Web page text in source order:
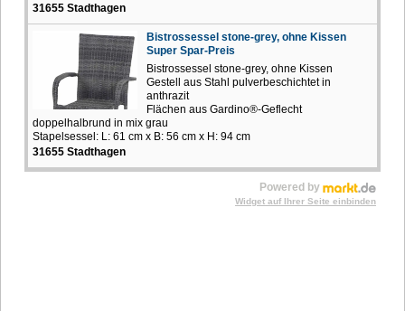
31655 Stadthagen
Bistrossessel stone-grey, ohne Kissen
Super Spar-Preis
Bistrossessel stone-grey, ohne Kissen
Gestell aus Stahl pulverbeschichtet in
anthrazit
Flächen aus Gardino®-Geflecht
doppelhalbrund in mix grau
Stapelsessel: L: 61 cm x B: 56 cm x H: 94 cm
31655 Stadthagen
Powered by
Widget auf Ihrer Seite einbinden